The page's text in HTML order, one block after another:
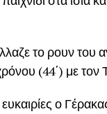
το ρουν του
(44΄) με τον
ο